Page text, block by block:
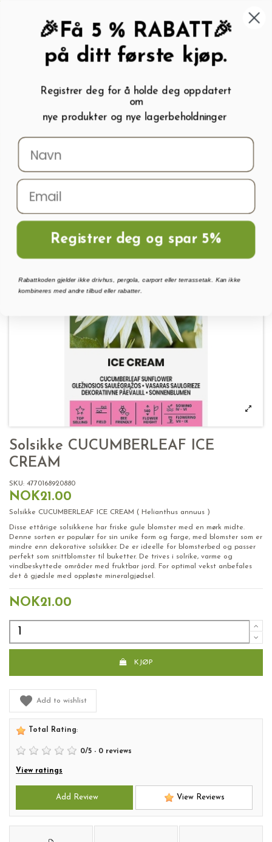
My wishlist ( 0
Menu Søk Logg inn Handlevogn
Hjem
CUCUMBERLEAF ICE CREAM
Solsikke CUCUMBERLEAF ICE
CREAM
SKU: 4770168920880
NOK21.00
Solsikke CUCUMBERLEAF ICE CREAM ( Helianthus annuus )
Disse ettårige solsikkene har friske gule blomster med en mørk midte.
Denne sorten er populær for sin unike form og farge, med blomster som er
mindre enn dekorative solsikker. De er ideelle for blomsterbed og passer
perfekt som snittblomster til buketter. De trives i solrike, varme og
vindbeskyttede områder med fruktbar jord. For optimal vekst anbefales
det å gjødsle med oppløste mineralgjødsel.
NOK21.00
KJØP
Add to wishlist
Total Rating:
0/5 - 0 reviews
View ratings
Add Review View Reviews
🎉Få 5 % RABATT🎉
på ditt første kjøp.
Registrer deg for å holde deg oppdatert
om
nye produkter og nye lagerbeholdninger
Registrer deg og spar 5%
Rabattkoden gjelder ikke drivhus, pergola, carport eller terrassetak. Kan ikke
kombineres med andre tilbud eller rabatter.